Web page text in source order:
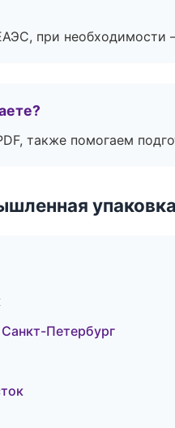
при необходимости
также помогаем
упаковка
Петербург